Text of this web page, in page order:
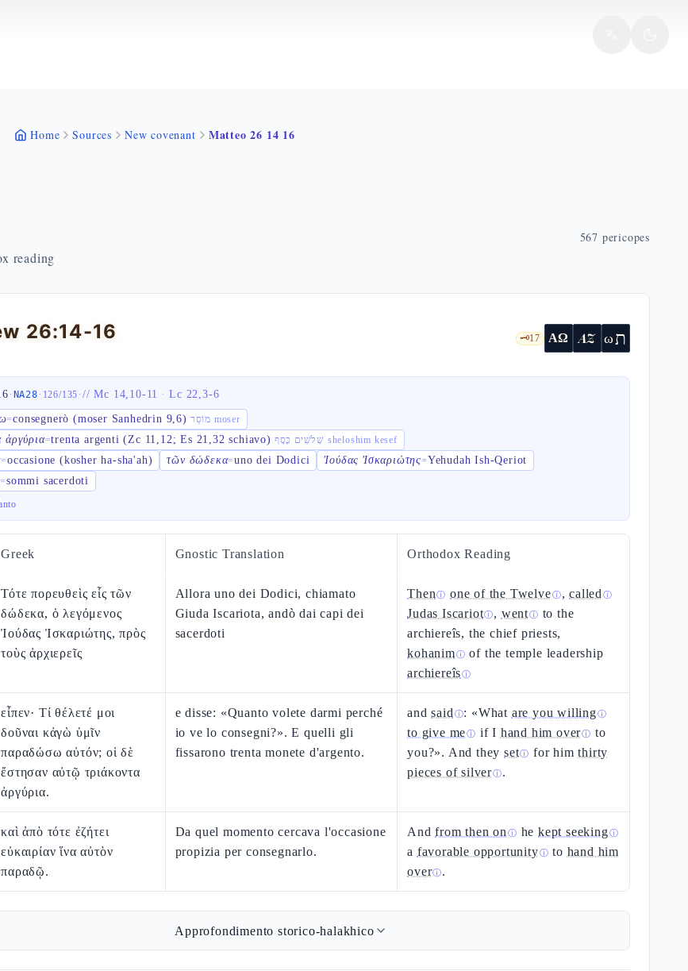
Home Sources New covenant Matteo 26 14 16
reading
567 pericopes
26:14-16 🗝️17 ΑΩ AZ ωת
· NA28· 126/135·//Mc 14,10-11 · Lc 22,3-6
=consegnerò (moser Sanhedrin 9,6) מוֹסֵר moser
ἀργύρια=trenta argenti (Zc 11,12; Es 21,32 schiavo) שְׁלֹשִׁים כֶּסֶף sheloshim kesef
=occasione (kosher ha-sha'ah) τῶν δώδεκα=uno dei Dodici Ἰούδας Ἰσκαριώτης=Yehudah Ish-Qeriot
=sommi sacerdoti
Greek Gnostic Translation Orthodox Reading
Τότε πορευθεὶς εἷς τῶν
δώδεκα, ὁ λεγόμενος
Ἰούδας Ἰσκαριώτης, πρὸς
τοὺς ἀρχιερεῖς
Allora uno dei Dodici, chiamato
Giuda Iscariota, andò dai capi dei
sacerdoti
Then ⓘ one of the Twelveⓘ,called ⓘ
Judas Iscariotⓘ, wentⓘ to the
archiereîs, the chief priests,
kohanimⓘ of the temple leadership
archiereîsⓘ
εἶπεν· Τί θέλετέ μοι
δοῦναι κἀγὼ ὑμῖν
παραδώσω αὐτόν; οἱ δὲ
ἔστησαν αὐτῷ τριάκοντα
ἀργύρια.
e disse: «Quanto volete darmi perché
io ve lo consegni?». E quelli gli
fissarono trenta monete d'argento.
andsaid ⓘ: «What are you willingⓘ
to give meⓘ if I hand him overⓘ to
you?». And theysetⓘ for himthirty
pieces of silverⓘ.
καὶ ἀπὸ τότε ἐζήτει
εὐκαιρίαν ἵνα αὐτὸν
παραδῷ.
Da quel momento cercava l'occasione
propizia per consegnarlo.
Andfrom then on ⓘ hekept seekingⓘ
a favorable opportunityⓘ to hand him
overⓘ.
Approfondimento storico-halakhico